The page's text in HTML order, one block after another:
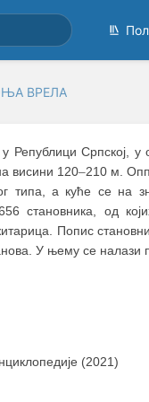
ВРЕЛА
у Републици
висини 120–210 м.
типа, а куће се на
становника, од
Попис
У њему се налази
(2021)